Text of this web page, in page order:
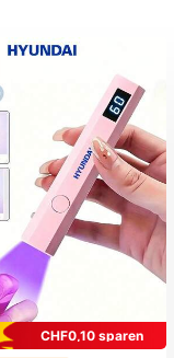
CHF0,10 sparen